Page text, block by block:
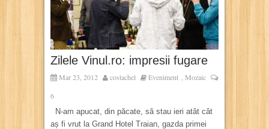
Zilele Vinul.ro: impresii fugare
Mar 23, 2012 costachel Eveniment
Mozaic
6
N-am apucat, din păcate, să stau ieri atât cât
aș fi vrut la Grand Hotel Traian, gazda primei